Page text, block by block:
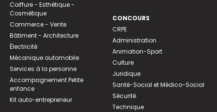
Coiffure - Esthétique -
Cosmétique
Commerce - Vente
Bâtiment - Architecture
Électricité
Mécanique automobile
Services à la personne
Accompagnement Petite
enfance
Kit auto-entrepreneur
CONCOURS
CRPE
Administration
Animation-Sport
Culture
Juridique
Santé-Social et Médico-Social
Sécurité
Technique